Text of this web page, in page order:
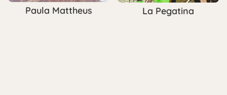
Paula Mattheus La Pegatina